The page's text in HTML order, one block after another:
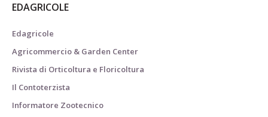
EDAGRICOLE
Edagricole
Agricommercio & Garden Center
Rivista di Orticoltura e Floricoltura
Il Contoterzista
Informatore Zootecnico